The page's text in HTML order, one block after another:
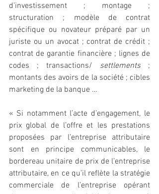
d’investissement ; montage ;
structuration ; modèle de contrat
spécifique ou novateur préparé par un
juriste ou un avocat ; contrat de crédit ;
contrat de garantie financière ; lignes de
codes ; transactions/ settlements ;
montants des avoirs de la société ; cibles
marketing de la banque …
« Si notamment l’acte d’engagement, le
prix global de l’offre et les prestations
proposées par l’entreprise attributaire
sont en principe communicables, le
bordereau unitaire de prix de l’entreprise
attributaire, en ce qu’il reflète la stratégie
commerciale de l’entreprise opérant